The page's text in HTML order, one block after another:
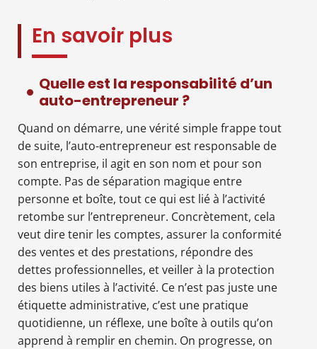
En savoir plus
Quelle est la responsabilité d’un
auto-entrepreneur ?
Quand on démarre, une vérité simple frappe tout
de suite, l’auto-entrepreneur est responsable de
son entreprise, il agit en son nom et pour son
compte. Pas de séparation magique entre
personne et boîte, tout ce qui est lié à l’activité
retombe sur l’entrepreneur. Concrètement, cela
veut dire tenir les comptes, assurer la conformité
des ventes et des prestations, répondre des
dettes professionnelles, et veiller à la protection
des biens utiles à l’activité. Ce n’est pas juste une
étiquette administrative, c’est une pratique
quotidienne, un réflexe, une boîte à outils qu’on
apprend à remplir en chemin. On progresse, on